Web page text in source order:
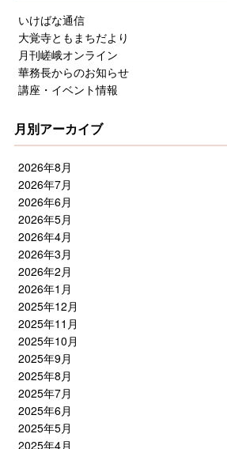
いけばな通信
大覚寺ともまちだより
月刊嵯峨オンライン
華務長からのお知らせ
講座・イベント情報
月別アーカイブ
2026年8月
2026年7月
2026年6月
2026年5月
2026年4月
2026年3月
2026年2月
2026年1月
2025年12月
2025年11月
2025年10月
2025年9月
2025年8月
2025年7月
2025年6月
2025年5月
2025年4月